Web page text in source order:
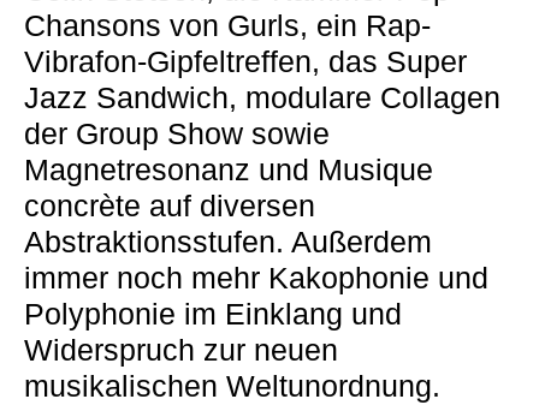
Chansons von Gurls, ein Rap-
Vibrafon-Gipfeltreffen, das Super
Jazz Sandwich, modulare Collagen
der Group Show sowie
Magnetresonanz und Musique
concrète auf diversen
Abstraktionsstufen. Außerdem
immer noch mehr Kakophonie und
Polyphonie im Einklang und
Widerspruch zur neuen
musikalischen Weltunordnung.